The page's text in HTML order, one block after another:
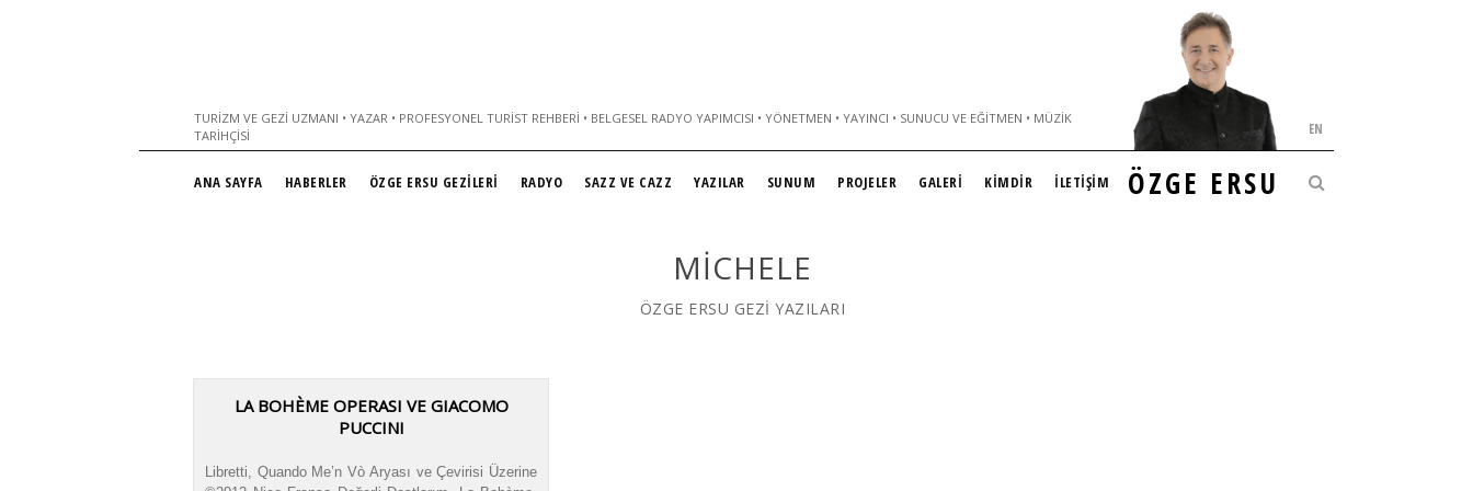
TURIZM VE GEZI UZMANI • YAZAR • PROFESYONEL TURIST REHBERI • BELGESEL RADYO YAPIMCISI • YÖNETMEN • YAYINCI • SUNUCU VE EĞITMEN • MÜZIK
TARIHÇISI
ÖZGE ERSU
EN
ANA SAYFA HABERLER ÖZGE ERSU GEZİLERİ RADYO SAZZ VE CAZZ YAZILAR SUNUM PROJELER GALERİ KİMDİR İLETİŞİM
MICHELE
ÖZGE ERSU GEZİ YAZILARI
LA BOHÈME OPERASI VE GIACOMO
PUCCINI
Libretti, Quando Me’n Vò Aryası ve Çevirisi Üzerine